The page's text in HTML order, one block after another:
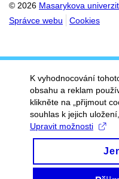
© 2026 Masarykova
Správce webu
Cookies
K vyhodnocování
obsahu a reklam
klikněte na „přijmout
souhlas k jejich
Upravit možnosti